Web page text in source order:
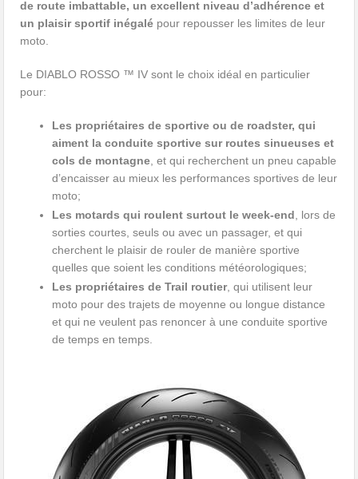
de route imbattable, un excellent niveau d’adhérence et
un plaisir sportif inégalé pour repousser les limites de leur
moto.
Le DIABLO ROSSO ™ IV sont le choix idéal en particulier
pour:
Les propriétaires de sportive ou de roadster, qui
aiment la conduite sportive sur routes sinueuses et
cols de montagne , et qui recherchent un pneu capable
d’encaisser au mieux les performances sportives de leur
moto;
Les motards qui roulent surtout le week-end , lors de
sorties courtes, seuls ou avec un passager, et qui
cherchent le plaisir de rouler de manière sportive
quelles que soient les conditions météorologiques;
Les propriétaires de Trail routier, qui utilisent leur
moto pour des trajets de moyenne ou longue distance
et qui ne veulent pas renoncer à une conduite sportive
de temps en temps.